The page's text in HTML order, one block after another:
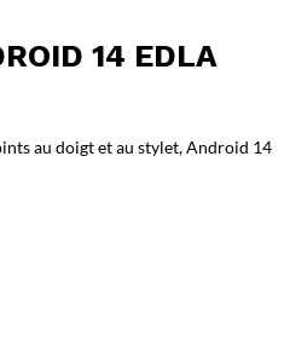
14 EDLA
au doigt et au stylet, Android 14